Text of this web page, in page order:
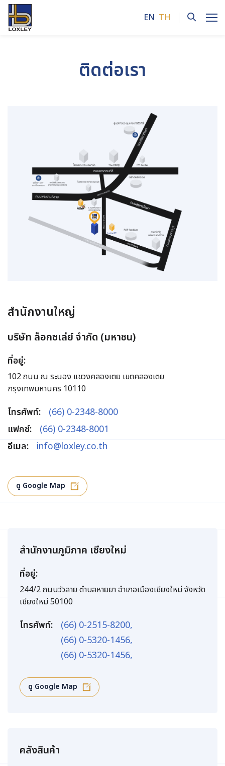
EN TH
ติดต่อเรา
สำนักงานใหญ่
บริษัท ล็อกซเล่ย์ จำกัด (มหาชน)
ที่อยู่:
102 ถนน ณ ระนอง แขวงคลองเตย เขตคลองเตย
กรุงเทพมหานคร 10110
โทรศัพท์:
(66) 0-2348-8000
แฟกซ์:
(66) 0-2348-8001
อีเมล:
info@loxley.co.th
ดู Google Map
สำนักงานภูมิภาค เชียงใหม่
ที่อยู่:
244/2 ถนนวัวลาย ตำบลหายยา อำเภอเมืองเชียงใหม่ จังหวัด
เชียงใหม่ 50100
โทรศัพท์:
(66) 0-2515-8200,
(66) 0-5320-1456,
(66) 0-5320-1456,
ดู Google Map
คลังสินค้า